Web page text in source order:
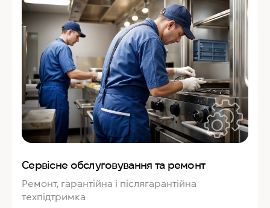
Сервісне обслуговування та ремонт
Ремонт, гарантійна і післягарантійна
техпідтримка